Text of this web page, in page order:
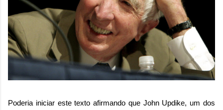
Poderia iniciar este texto afirmando que John Updike, um dos